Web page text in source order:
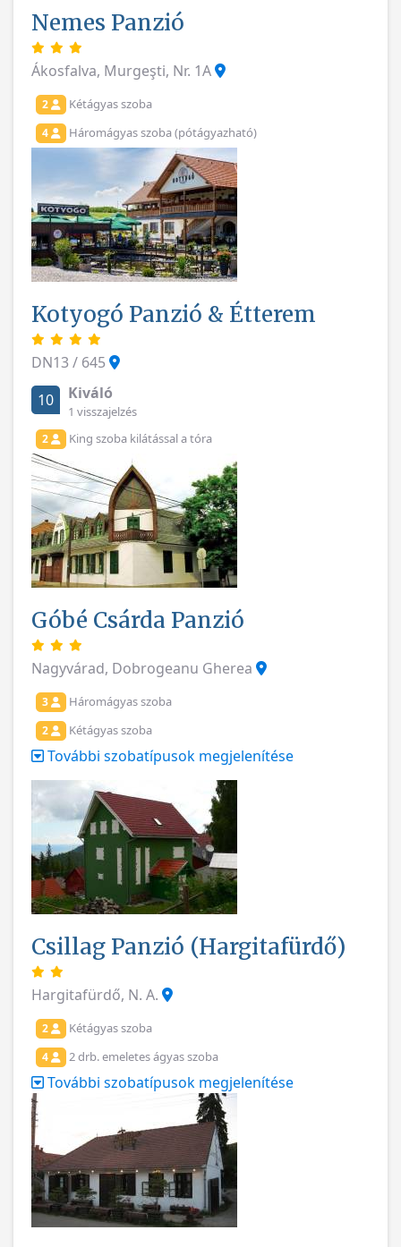
Nemes Panzió
Ákosfalva, Murgeşti, Nr. 1A
2 Kétágyas szoba
4 Háromágyas szoba (pótágyazható)
Kotyogó Panzió & Étterem
DN13 / 645
10
Kiváló
1 visszajelzés
2 King szoba kilátással a tóra
Góbé Csárda Panzió
Nagyvárad, Dobrogeanu Gherea
3 Háromágyas szoba
2 Kétágyas szoba
További szobatípusok megjelenítése
Csillag Panzió (Hargitafürdő)
Hargitafürdő, N. A.
2 Kétágyas szoba
4 2 drb. emeletes ágyas szoba
További szobatípusok megjelenítése